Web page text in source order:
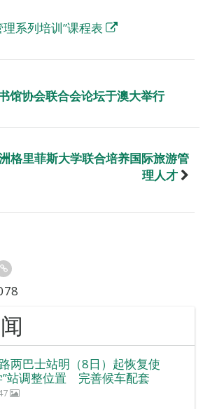
系列培训”课程表
馆协会联合会论坛于澳大举行
格里菲斯大学联合培养国际旅游管
理人才
两巴士站明（8日）起恢复使
站调整位置 完善候车配套